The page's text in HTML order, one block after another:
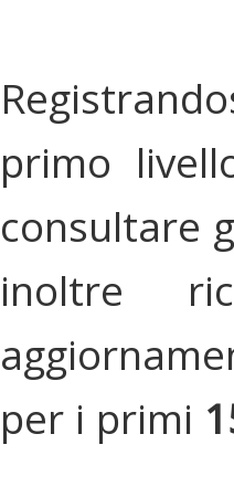
primo
consultare
inoltre
per i primi